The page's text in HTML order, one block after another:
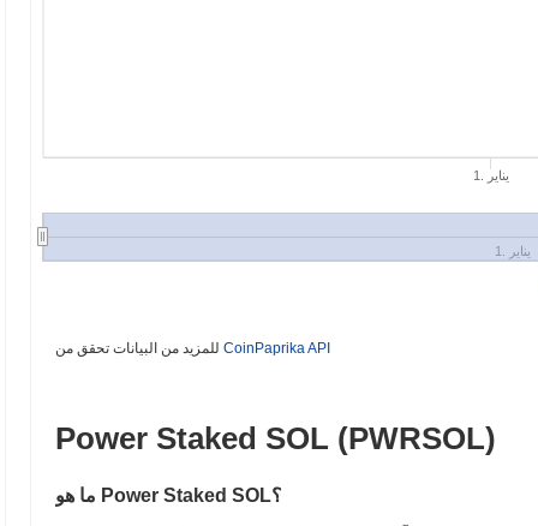
1. يناير
1. يناير
CoinPaprika API
Power Staked SOL (PWRSOL)
ما هو Power Staked SOL؟